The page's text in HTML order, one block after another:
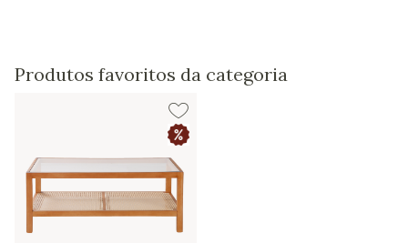
Produtos favoritos da categoria